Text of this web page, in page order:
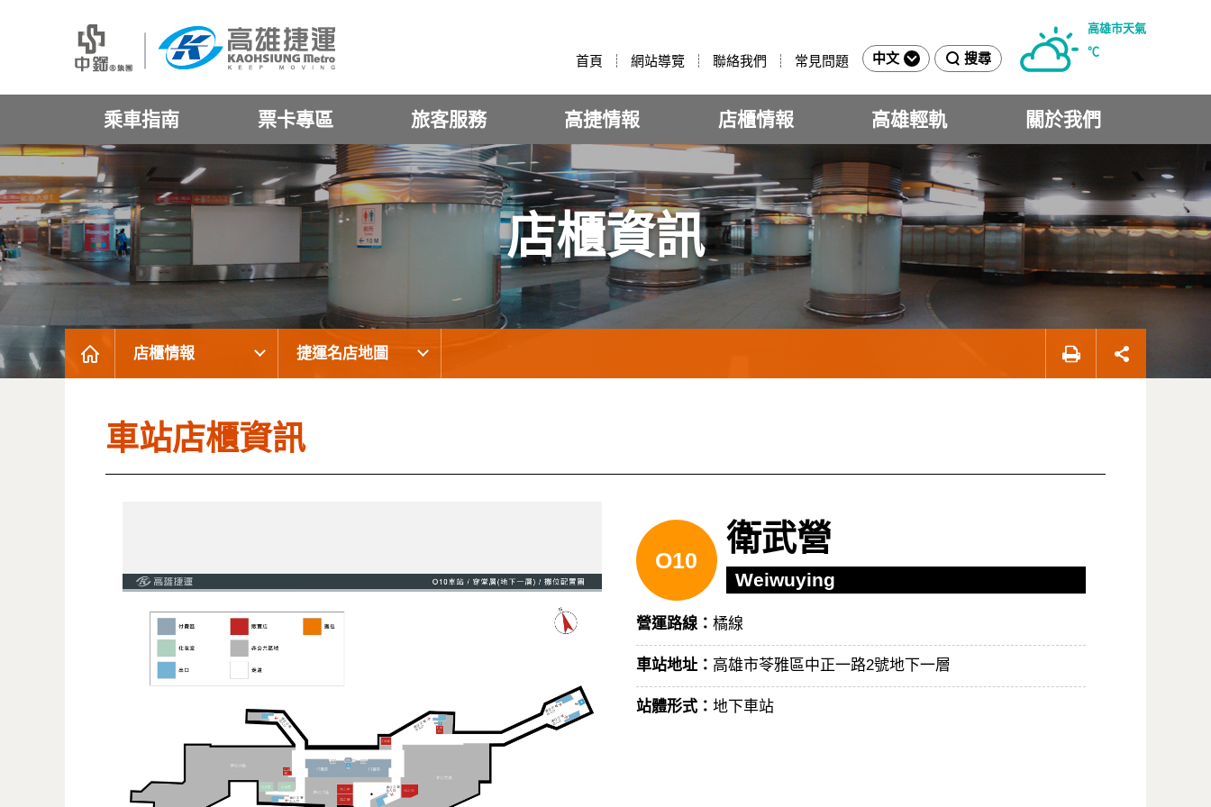
首頁 網站導覽 聯絡我們 常見問題 中文 搜尋
高雄市天氣
℃
乘車指南 票卡專區 旅客服務 高捷情報 店櫃情報 高雄輕軌 關於我們
店櫃資訊
店櫃情報 捷運名店地圖
車站店櫃資訊
O10
衛武營
Weiwuying
營運路線： 橘線
車站地址： 高雄市苓雅區中正一路2號地下一層
站體形式： 地下車站